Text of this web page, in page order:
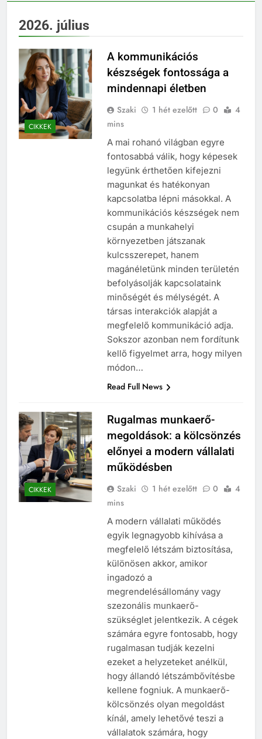
2026. július
CIKKEK
A kommunikációs
készségek fontossága a
mindennapi életben
Szaki 1 hét ezelőtt 0
4
mins
A mai rohanó világban egyre
fontosabbá válik, hogy képesek
legyünk érthetően kifejezni
magunkat és hatékonyan
kapcsolatba lépni másokkal. A
kommunikációs készségek nem
csupán a munkahelyi
környezetben játszanak
kulcsszerepet, hanem
magánéletünk minden területén
befolyásolják kapcsolataink
minőségét és mélységét. A
társas interakciók alapját a
megfelelő kommunikáció adja.
Sokszor azonban nem fordítunk
kellő figyelmet arra, hogy milyen
módon…
Read Full News
CIKKEK
Rugalmas munkaerő-
megoldások: a kölcsönzés
előnyei a modern vállalati
működésben
Szaki 1 hét ezelőtt 0
4
mins
A modern vállalati működés
egyik legnagyobb kihívása a
megfelelő létszám biztosítása,
különösen akkor, amikor
ingadozó a
megrendelésállomány vagy
szezonális munkaerő-
szükséglet jelentkezik. A cégek
számára egyre fontosabb, hogy
rugalmasan tudják kezelni
ezeket a helyzeteket anélkül,
hogy állandó létszámbővítésbe
kellene fogniuk. A munkaerő-
kölcsönzés olyan megoldást
kínál, amely lehetővé teszi a
vállalatok számára, hogy